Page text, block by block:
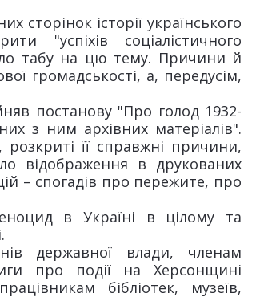
сторінок історії українського
"успіхів соціалістичного
табу на цю тему. Причини й
громадськості, а, передусім,
постанову "Про голод 1932-
з ним архівних матеріалів".
розкриті її справжні причини,
відображення в друкованих
– спогадів про пережите, про
в Україні в цілому та
державної влади, членам
про події на Херсонщині
бібліотек, музеїв,